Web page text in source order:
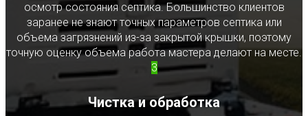
осмотр состояния септика. Большинство клиентов
заранее не знают точных параметров септика или
объема загрязнений из-за закрытой крышки, поэтому
точную оценку объема работа мастера делают на месте.
3
Чистка и обработка